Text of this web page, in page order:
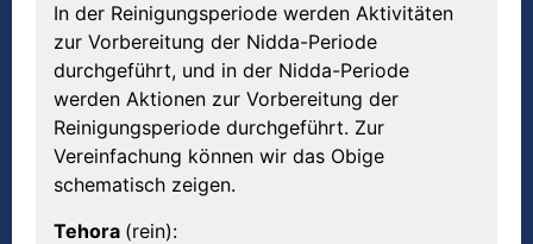
In der Reinigungsperiode werden Aktivitäten
zur Vorbereitung der Nidda-Periode
durchgeführt, und in der Nidda-Periode
werden Aktionen zur Vorbereitung der
Reinigungsperiode durchgeführt. Zur
Vereinfachung können wir das Obige
schematisch zeigen.
Tehora (rein):